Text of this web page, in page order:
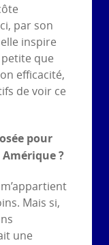
par son
inspire
petite que
efficacité,
de voir ce
pour
?
Mais si,
une